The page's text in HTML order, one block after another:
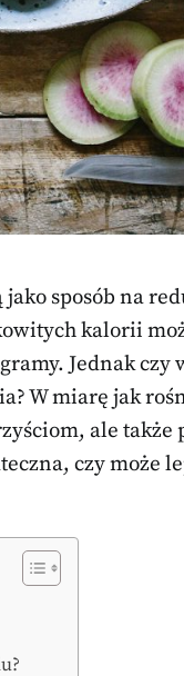
sposób na
kalorii
Jednak czy
W miarę jak
ale także
czy może